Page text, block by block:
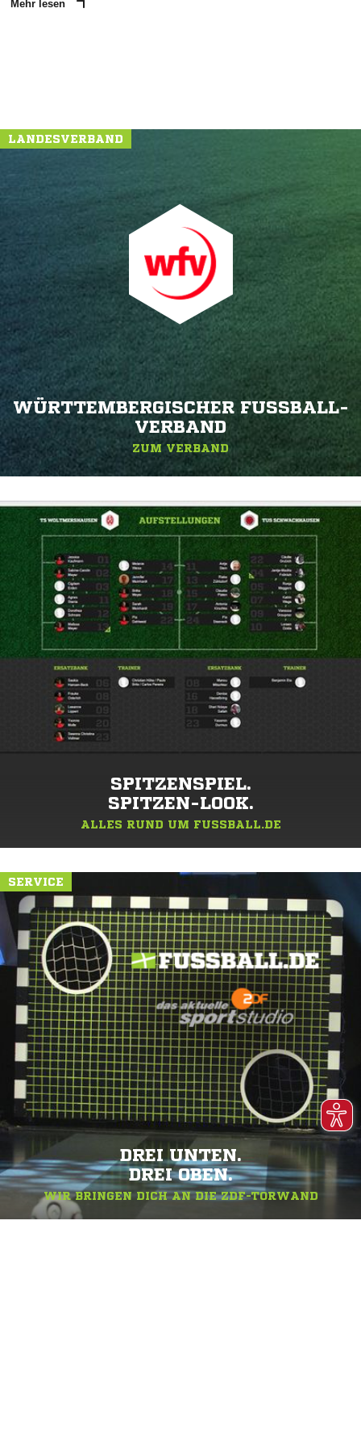
Mehr lesen
LANDESVERBAND
WÜRTTEMBERGISCHER FUSSBALL-V
ERBAND
ZUM VERBAND
SPITZENSPIEL.
SPITZEN-LOOK.
ALLES RUND UM FUSSBALL.DE
SERVICE
DREI UNTEN.
DREI OBEN.
WIR BRINGEN DICH AN DIE ZDF-TORWAND